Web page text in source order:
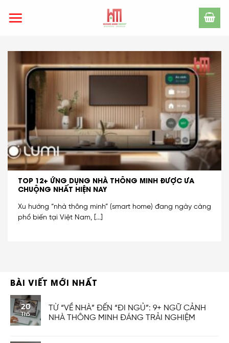
TOP 12+ ỨNG DỤNG NHÀ THÔNG MINH ĐƯỢC ƯA
CHUỘNG NHẤT HIỆN NAY
Xu hướng “nhà thông minh” (smart home) đang ngày càng
phổ biến tại Việt Nam, [...]
BÀI VIẾT MỚI NHẤT
20
Th5
TỪ “VỀ NHÀ” ĐẾN “ĐI NGỦ”: 9+ NGỮ CẢNH
NHÀ THÔNG MINH ĐÁNG TRẢI NGHIỆM